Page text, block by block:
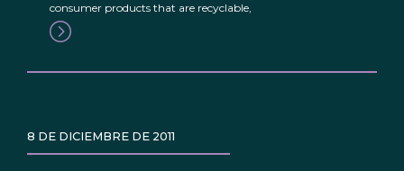
consumer products that are recyclable,
8 DE DICIEMBRE DE 2011